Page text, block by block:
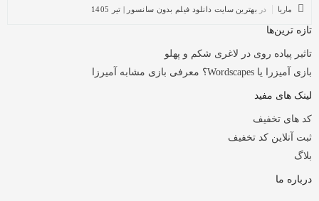
ماریا در بهترین سایت دانلود فیلم بدون سانسور | تیر 1405
تازه ترین‌ها
تاثیر پیاده روی در لاغری شکم و پهلو
بازی آمیزرا یا Wordscapes؟ معرفی بازی مشابه آمیرزا
لینک های مفید
کد های تخفیف
ثبت آنلاین کد تخفیف
بلاگ
درباره ما